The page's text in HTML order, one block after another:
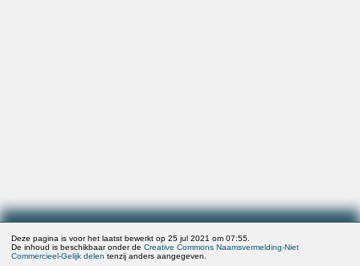
Deze pagina is voor het laatst bewerkt op 25 jul 2021 om 07:55.
De inhoud is beschikbaar onder deCreative Commons Naamsvermelding-Niet
Commercieel-Gelijk delen tenzij anders aangegeven.